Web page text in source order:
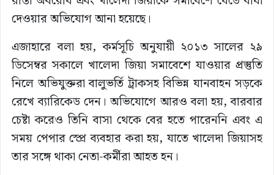
দেওয়ার অভিযোগ আনা হয়েছে।
এজাহারে বলা হয়, কর্মসূচি অনুযায়ী ২০১৩ সালের ২৯
ডিসেম্বর সকালে খালেদা জিয়া সমাবেশে যাওয়ার প্রস্তুতি
নিলে অভিযুক্তরা বালুভর্তি ট্রাকসহ বিভিন্ন যানবাহন সড়কে
রেখে ব্যারিকেড দেন। অভিযোগে আরও বলা হয়, বারবার
চেষ্টা করেও তিনি বাসা থেকে বের হতে পারেননি এবং এ
সময় পেপার স্প্রে ব্যবহার করা হয়, যাতে খালেদা জিয়াসহ
তার সঙ্গে থাকা নেতা-কর্মীরা আহত হন।